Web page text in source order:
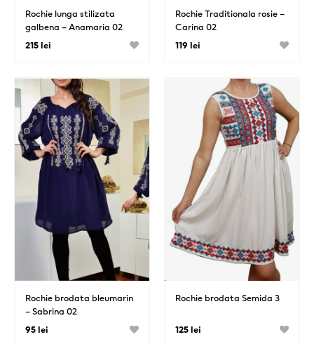
Rochie lunga stilizata
galbena – Anamaria 02
215 lei
Rochie Traditionala rosie –
Carina 02
119 lei
Rochie brodata bleumarin
– Sabrina 02
95 lei
Rochie brodata Semida 3
125 lei